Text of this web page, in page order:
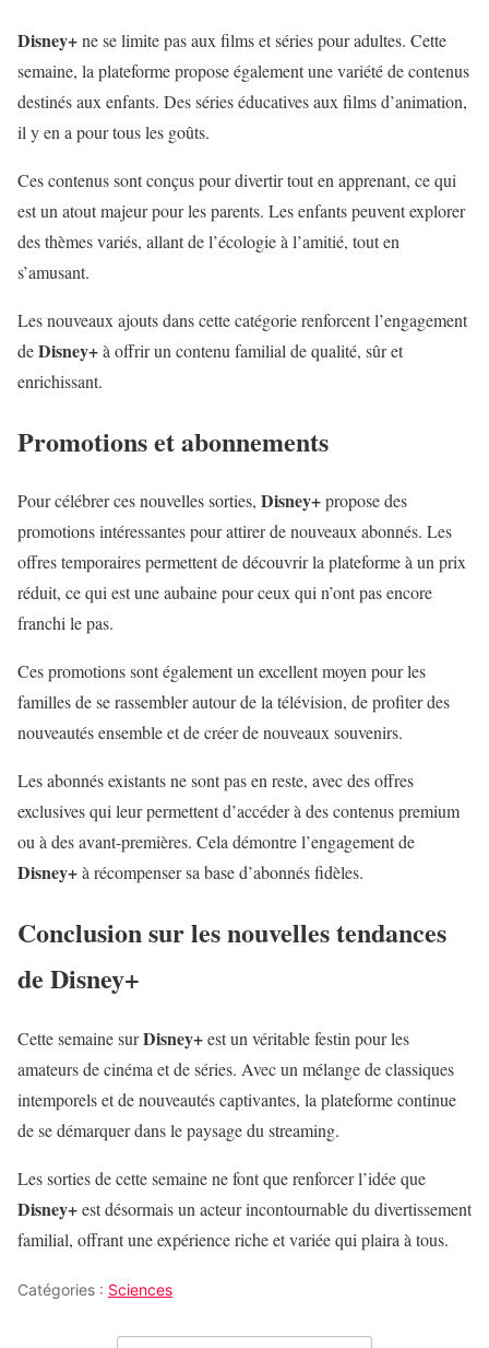
Disney+ne se limite pas aux films et séries pour adultes. Cette
semaine, la plateforme propose également une variété de contenus
destinés aux enfants. Des séries éducatives aux films d’animation,
il y en a pour tous les goûts.
Ces contenus sont conçus pour divertir tout en apprenant, ce qui
est un atout majeur pour les parents. Les enfants peuvent explorer
des thèmes variés, allant de l’écologie à l’amitié, tout en
s’amusant.
Les nouveaux ajouts dans cette catégorie renforcent l’engagement
deDisney+à offrir un contenu familial de qualité, sûr et
enrichissant.
Promotions et abonnements
Pour célébrer ces nouvelles sorties, Disney+propose des
promotions intéressantes pour attirer de nouveaux abonnés. Les
offres temporaires permettent de découvrir la plateforme à un prix
réduit, ce qui est une aubaine pour ceux qui n’ont pas encore
franchi le pas.
Ces promotions sont également un excellent moyen pour les
familles de se rassembler autour de la télévision, de profiter des
nouveautés ensemble et de créer de nouveaux souvenirs.
Les abonnés existants ne sont pas en reste, avec des offres
exclusives qui leur permettent d’accéder à des contenus premium
ou à des avant-premières. Cela démontre l’engagement de
Disney+à récompenser sa base d’abonnés fidèles.
Conclusion sur les nouvelles tendances
de Disney+
Cette semaine surDisney+est un véritable festin pour les
amateurs de cinéma et de séries. Avec un mélange de classiques
intemporels et de nouveautés captivantes, la plateforme continue
de se démarquer dans le paysage du streaming.
Les sorties de cette semaine ne font que renforcer l’idée que
Disney+est désormais un acteur incontournable du divertissement
familial, offrant une expérience riche et variée qui plaira à tous.
Catégories : Sciences